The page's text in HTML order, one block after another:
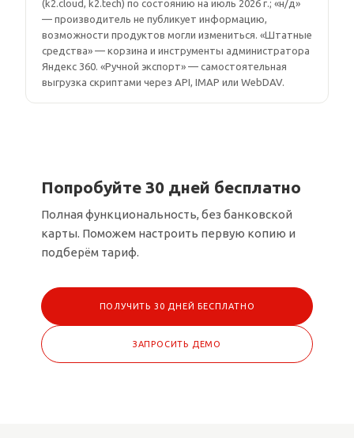
(k2.cloud, k2.tech) по состоянию на июль 2026 г.; «н/д»
— производитель не публикует информацию,
возможности продуктов могли измениться. «Штатные
средства» — корзина и инструменты администратора
Яндекс 360. «Ручной экспорт» — самостоятельная
выгрузка скриптами через API, IMAP или WebDAV.
Попробуйте 30 дней бесплатно
Полная функциональность, без банковской
карты. Поможем настроить первую копию и
подберём тариф.
ПОЛУЧИТЬ 30 ДНЕЙ БЕСПЛАТНО
ЗАПРОСИТЬ ДЕМО